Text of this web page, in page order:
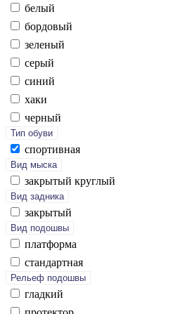
бе­лый
бор­до­вый
зе­леный
се­рый
си­ний
ха­ки
чер­ный
Тип обуви
спор­тивная
Вид мыска
зак­ры­тый круг­лый
Вид задника
зак­ры­тый
Вид подошвы
плат­форма
стан­дарт­ная
Рельеф подошвы
глад­кий